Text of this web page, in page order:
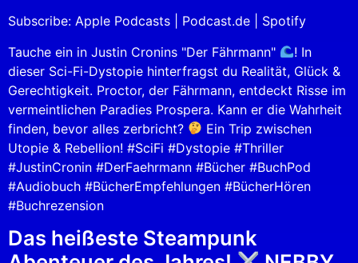
RSS FEED
EMBED
Subscribe: Apple Podcasts Podcast.de
Spotify
Tauche ein in Justin Cronins "Der Fährmann"
! In
dieser Sci-Fi-Dystopie hinterfragst du Realität, Glück &
Gerechtigkeit. Proctor, der Fährmann, entdeckt Risse im
vermeintlichen Paradies Prospera. Kann er die Wahrheit
finden, bevor alles zerbricht?
Ein Trip zwischen
Utopie & Rebellion! #SciFi #Dystopie #Thriller
#JustinCronin #DerFaehrmann #Bücher #BuchPod
#Audiobuch #BücherEmpfehlungen #BücherHören
#Buchrezension
Das heißeste Steampunk